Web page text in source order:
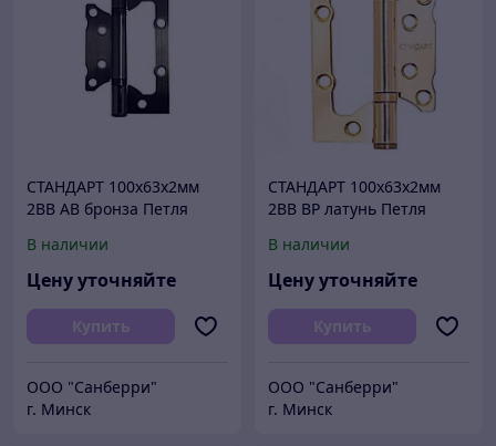
СТАНДАРТ 100х63х2мм
2BB AB бронза Петля
шт (100,20)
В наличии
Цену уточняйте
Купить
ООО "Санберри"
г. Минск
СТАНДАРТ 100х63х2мм
2BB BP латунь Петля
шт. (100,20)
В наличии
Цену уточняйте
Купить
ООО "Санберри"
г. Минск